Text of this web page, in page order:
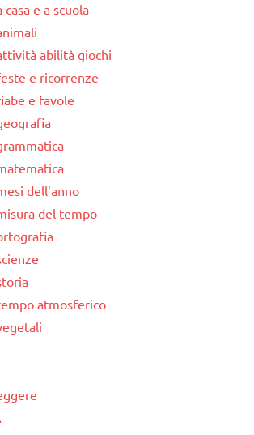
casa e a scuola
abilità giochi
e ricorrenze
e favole
dell'anno
del tempo
atmosferico